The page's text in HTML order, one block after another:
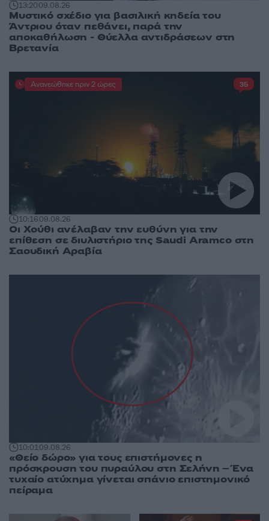
13:2009.08.26
Μυστικό σχέδιο για βασιλική κηδεία του
Άντριου όταν πεθάνει, παρά την
αποκαθήλωση - Θύελλα αντιδράσεων στη
Βρετανία
10:1609.08.26
Οι Χούθι ανέλαβαν την ευθύνη για την
επίθεση σε διυλιστήριο της Saudi Aramco στη
Σαουδική Αραβία
Ανανεώθηκε πριν 2 ώρες 35
10:0109.08.26
«Θείο δώρο» για τους επιστήμονες η
πρόσκρουση του πυραύλου στη Σελήνη – Ένα
τυχαίο ατύχημα γίνεται σπάνιο επιστημονικό
πείραμα